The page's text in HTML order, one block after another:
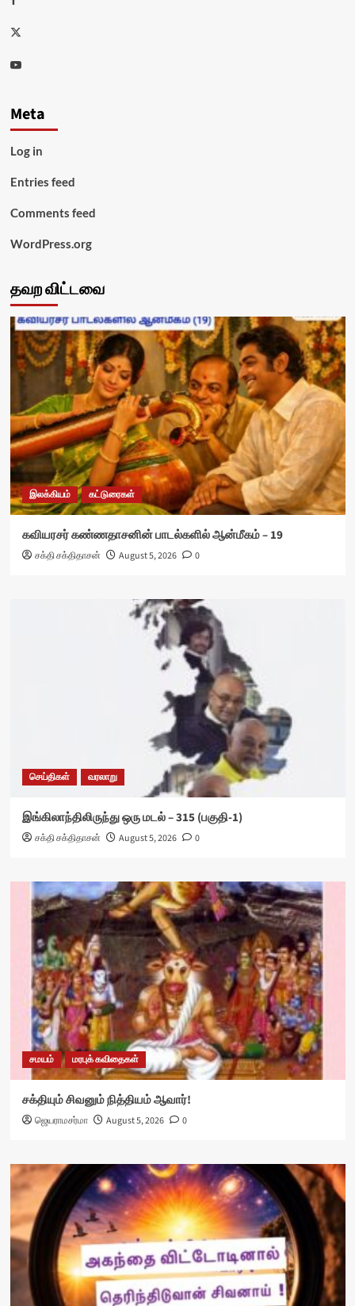
Twitter
Youtube
Meta
Log in
Entries feed
Comments feed
WordPress.org
தவற விட்டவை
இலக்கியம் கட்டுரைகள்
கவியரசர் கண்ணதாசனின் பாடல்களில் ஆன்மீகம் – 19
சக்தி சக்திதாசன் August 5, 2026 0
செய்திகள் வரலாறு
இங்கிலாந்திலிருந்து ஒரு மடல் – 315 (பகுதி-1)
சக்தி சக்திதாசன் August 5, 2026 0
சமயம் மரபுக் கவிதைகள்
சக்தியும் சிவனும் நித்தியம் ஆவார்!
ஜெயராமசர்மா August 5, 2026 0